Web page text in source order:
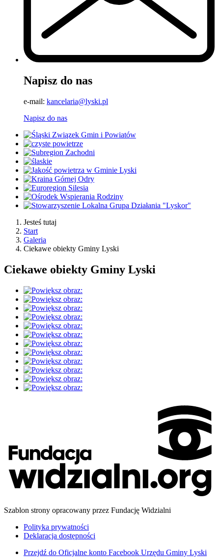
Napisz do nas
e-mail: kancelaria@lyski.pl
Napisz do nas
Jesteś tutaj
Start
Galeria
Ciekawe obiekty Gminy Lyski
Ciekawe obiekty Gminy Lyski
Szablon strony opracowany przez Fundację Widzialni
Polityka prywatności
Deklaracja dostępności
Przejdź do Oficjalne konto Facebook Urzędu Gminy Lyski